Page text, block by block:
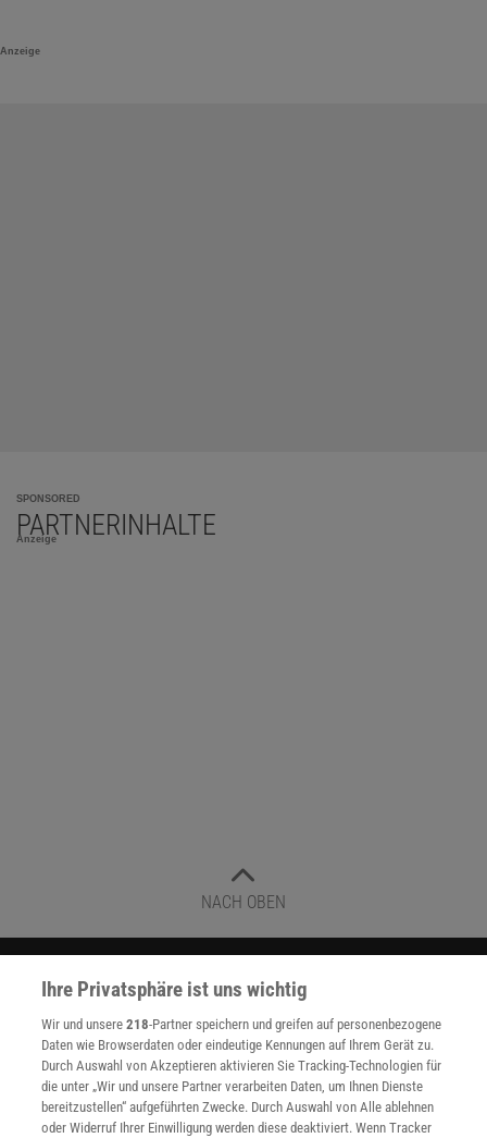
Anzeige
SPONSORED
PARTNERINHALTE
Anzeige
NACH OBEN
Für Sie im Spektrum-Shop und am Kiosk:
Ihre Privatsphäre ist uns wichtig
Wir und unsere218-Partner speichern und greifen auf personenbezogene
Daten wie Browserdaten oder eindeutige Kennungen auf Ihrem Gerät zu.
Durch Auswahl von Akzeptieren aktivieren Sie Tracking-Technologien für
die unter „Wir und unsere Partner verarbeiten Daten, um Ihnen Dienste
bereitzustellen“ aufgeführten Zwecke. Durch Auswahl von Alle ablehnen
oder Widerruf Ihrer Einwilligung werden diese deaktiviert. Wenn Tracker